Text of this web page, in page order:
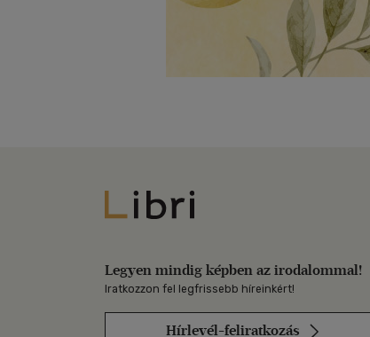
Libri
Legyen mindig képben az irodalommal!
Iratkozzon fel legfrissebb híreinkért!
Hírlevél-feliratkozás